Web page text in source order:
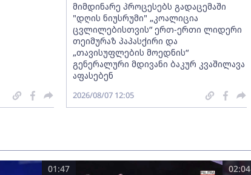
მიმდინარე პროცესებს გადაცემაში
"დღის ნიუსრუმი" „კოალიცია
ცვლილებისთვის“ ერთ-ერთი ლიდერი
თეიმურაზ პაპასქირი და
„თავისუფლების მოედნის“
გენერალური მდივანი ბაკურ კვაშილავა
აფასებენ
2026/08/07 12:05
01:47 02:04